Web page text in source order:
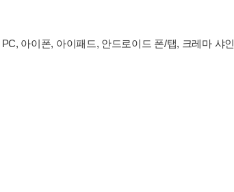
아이폰, 아이패드, 안드로이드 폰/탭, 크레마 샤인